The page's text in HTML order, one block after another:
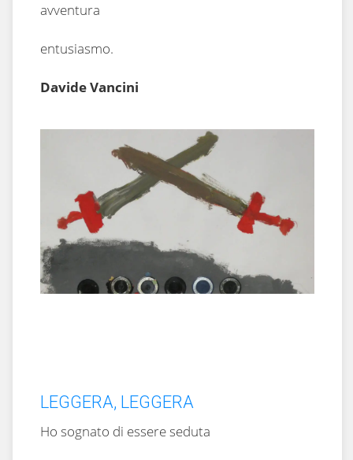
avventura
entusiasmo.
Davide Vancini
LEGGERA, LEGGERA
Ho sognato di essere seduta